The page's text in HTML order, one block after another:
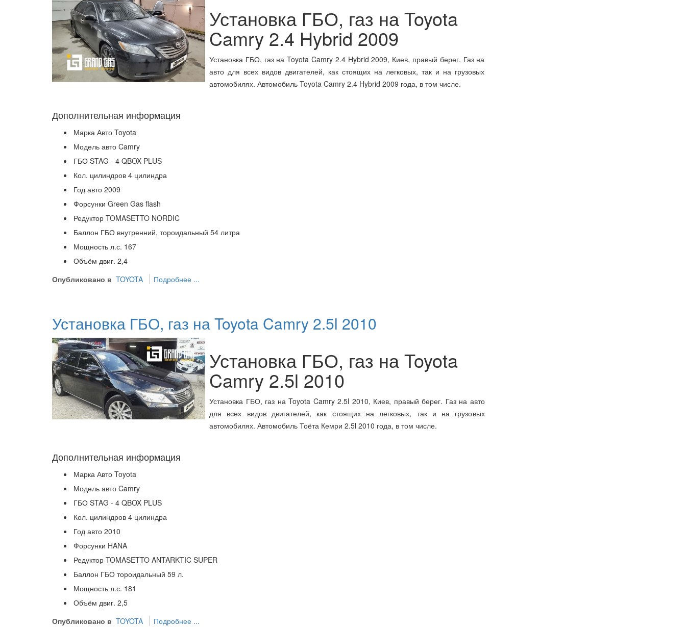
Установка ГБО, газ на Toyota
Camry 2.4 Hybrid 2009
Установка ГБО, газ на Toyota Camry 2.4 Hybrid 2009, Киев, правый берег. Газ на
авто для всех видов двигателей, как стоящих на легковых, так и на грузовых
автомобилях. Автомобиль Toyota Camry 2.4 Hybrid 2009 года, в том числе.
Дополнительная информация
Марка Авто Toyota
Модель авто Camry
ГБО STAG - 4 QBOX PLUS
Кол. цилиндров 4 цилиндра
Год авто 2009
Форсунки Green Gas flash
Редуктор TOMASETTO NORDIC
Баллон ГБО внутренний, тороидальный 54 литра
Мощность л.с. 167
Объём двиг. 2,4
Опубликовано в TOYOTA Подробнее ...
Установка ГБО, газ на Toyota Camry 2.5l 2010
Установка ГБО, газ на Toyota
Camry 2.5l 2010
Установка ГБО, газ на Toyota Camry 2.5l 2010, Киев, правый берег. Газ на авто
для всех видов двигателей, как стоящих на легковых, так и на грузовых
автомобилях. Автомобиль Тоёта Кемри 2.5l 2010 года, в том числе.
Дополнительная информация
Марка Авто Toyota
Модель авто Camry
ГБО STAG - 4 QBOX PLUS
Кол. цилиндров 4 цилиндра
Год авто 2010
Форсунки HANA
Редуктор TOMASETTO ANTARKTIC SUPER
Баллон ГБО тороидальный 59 л.
Мощность л.с. 181
Объём двиг. 2,5
Опубликовано в TOYOTA Подробнее ...